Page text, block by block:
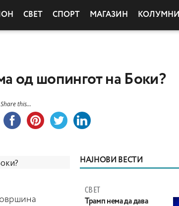
СВЕТ СПОРТ МАГАЗИН КОЛУМНИ
од шопингот на Боки?
Share this...
НАЈНОВИ ВЕСТИ
СВЕТ
Трамп нема да дава